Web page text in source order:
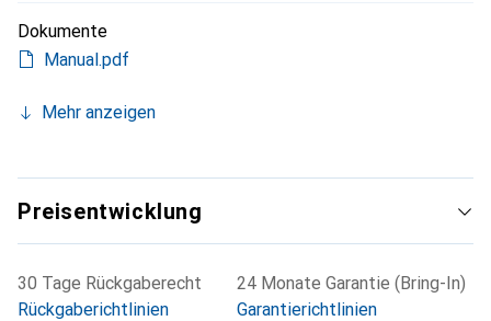
Dokumente
Manual.pdf
Mehr anzeigen
Preisentwicklung
30 Tage Rückgaberecht
Rückgaberichtlinien
24 Monate Garantie (Bring-In)
Garantierichtlinien